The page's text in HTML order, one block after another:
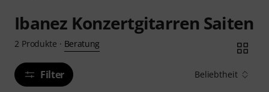
Ibanez Konzertgitarren Saiten
2 Produkte · Beratung
Filter Beliebtheit